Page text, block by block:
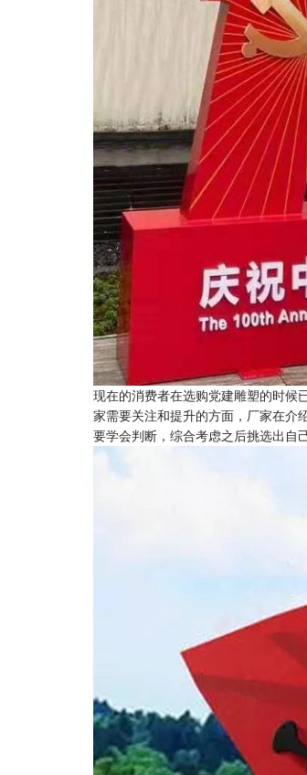
现在的消费者在选购党建雕塑的时候
家需要关注和提升的方面，厂家在介
要学会判断，综合考虑之后挑选出自